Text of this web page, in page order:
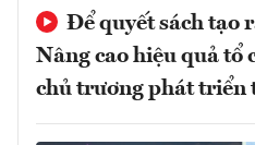
Để quyết sách tạo
Nâng cao hiệu quả tổ
chủ trương phát triển